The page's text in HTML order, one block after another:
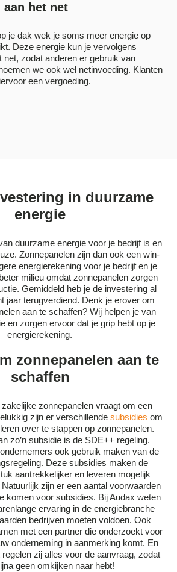
aan het net
je dak wek je soms meer energie op
Deze energie kun je vervolgens
net, zodat anderen er gebruik van
we ook wel netinvoeding. Klanten
een vergoeding.
in duurzame
energie
duurzame energie voor je bedrijf is en
Zonnepanelen zijn dan ook een win-
energierekening voor je bedrijf en je
milieu omdat zonnepanelen zorgen
Gemiddeld heb je de investering al
jaar terugverdiend. Denk je erover om
aan te schaffen? Wij helpen je van
en zorgen ervoor dat je grip hebt op je
energierekening.
zonnepanelen aan te
schaffen
zonnepanelen vraagt om een
zijn er verschillende subsidies om
over te stappen op zonnepanelen.
zo’n subsidie is de SDE++ regeling.
ook gebruik maken van de
Deze subsidies maken de
aantrekkelijker en leveren mogelijk
zijn er een aantal voorwaarden
komen voor subsidies. Bij Audax weten
ervaring in de energiebranche
bedrijven moeten voldoen. Ook
met een partner die onderzoekt voor
onderneming in aanmerking komt. En
zij alles voor de aanvraag, zodat
geen omkijken naar hebt!